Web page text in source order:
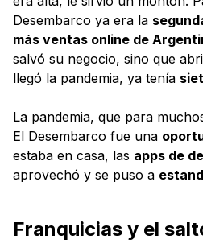
Desembarco ya era la
más ventas online de
salvó su negocio, sino que
llegó la pandemia, ya tenía
La pandemia, que para
El Desembarco fue una
estaba en casa, las apps de
aprovechó y se puso a
Franquicias y el